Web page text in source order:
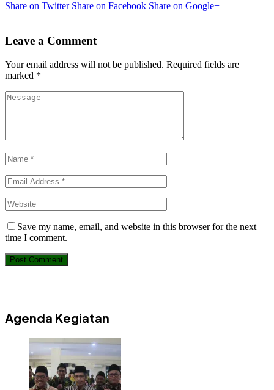
Share on Twitter Share on Facebook Share on Google+
Leave a Comment
Your email address will not be published. Required fields are
marked *
Save my name, email, and website in this browser for the next
time I comment.
Agenda Kegiatan